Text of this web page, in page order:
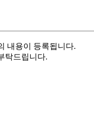
내용이 등록됩니다.
탁드립니다.